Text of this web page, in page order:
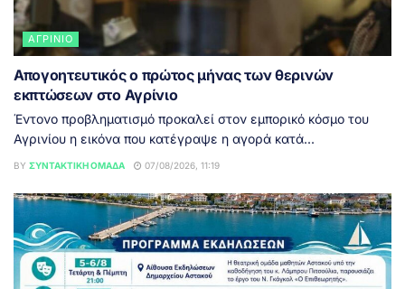
ΑΓΡΊΝΙΟ
Απογοητευτικός ο πρώτος μήνας των θερινών
εκπτώσεων στο Αγρίνιο
Έντονο προβληματισμό προκαλεί στον εμπορικό κόσμο του
Αγρινίου η εικόνα που κατέγραψε η αγορά κατά...
BY ΣΥΝΤΑΚΤΙΚΉ ΟΜΆΔΑ 07/08/2026, 11:19